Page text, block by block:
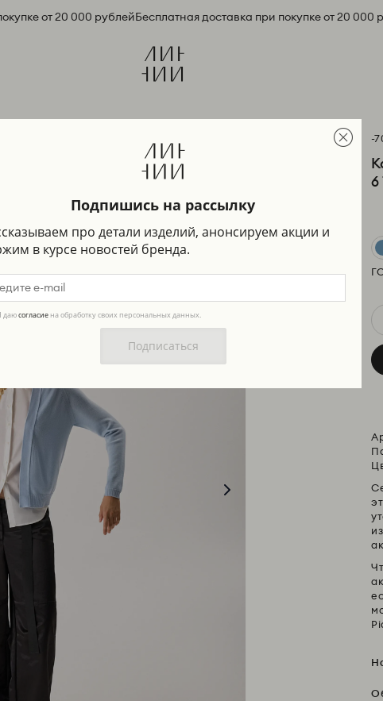
от 20 000 рублейБесплатная доставка при покупке от 20 000
-
6
Подпишись на рассылку
про детали изделий, анонсируем акции и
в курсе новостей бренда.
даюсогласие на обработку своих персональных данных.